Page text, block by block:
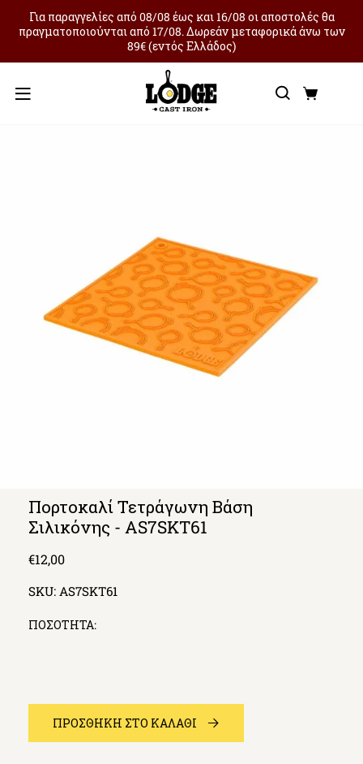
Για παραγγελίες από 08/08 έως και 16/08 οι αποστολές θα
πραγματοποιούνται από 17/08. Δωρεάν μεταφορικά άνω των
89€ (εντός Ελλάδος)
Μενού
Πορτοκαλί Τετράγωνη Βάση
Σιλικόνης - AS7SKT61
Regular
€12,00
SKU: AS7SKT61
ΠΟΣΟΤΗΤΑ:
ΠΡΟΣΘΗΚΗ ΣΤΟ ΚΑΛΑΘΙ